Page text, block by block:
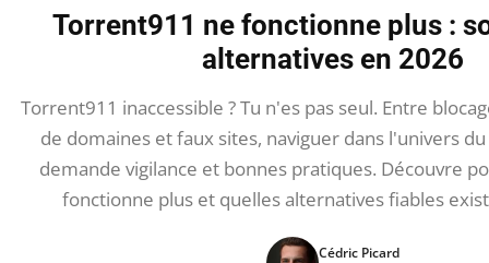
Torrent911 ne fonctionne plus :
alternatives en 2026
Torrent911 inaccessible ? Tu n'es pas seul. Entre
de domaines et faux sites, naviguer dans l'univers
demande vigilance et bonnes pratiques. Découvre
fonctionne plus et quelles alternatives fiables
Cédric Picard